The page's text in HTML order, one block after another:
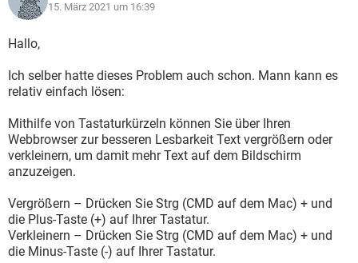
15. März 2021 um 16:39
Hallo,
Ich selber hatte dieses Problem auch schon. Mann kann es
relativ einfach lösen:
Mithilfe von Tastaturkürzeln können Sie über Ihren
Webbrowser zur besseren Lesbarkeit Text vergrößern oder
verkleinern, um damit mehr Text auf dem Bildschirm
anzuzeigen.
Vergrößern – Drücken Sie Strg (CMD auf dem Mac) + und
die Plus-Taste (+) auf Ihrer Tastatur.
Verkleinern – Drücken Sie Strg (CMD auf dem Mac) + und
die Minus-Taste (-) auf Ihrer Tastatur.